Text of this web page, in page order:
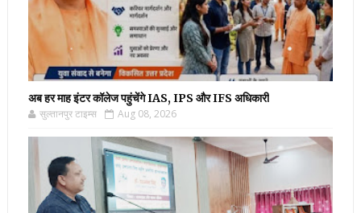
अब हर माह इंटर कॉलेज पहुंचेंगे IAS, IPS और IFS अधिकारी
सुल्तानपुर टाइम्स Aug 08, 2026